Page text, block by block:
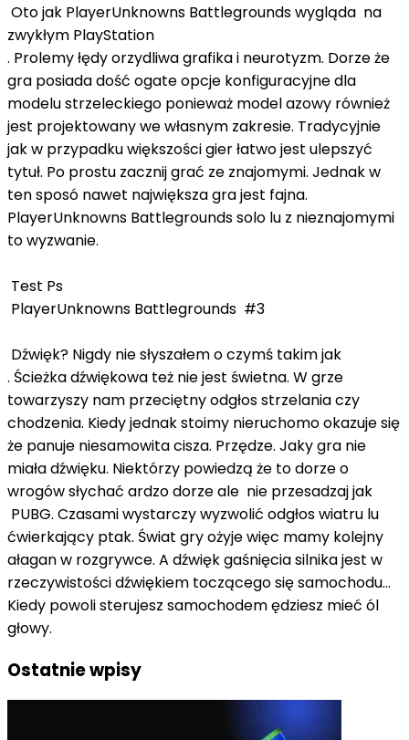
Oto jak PlayerUnknowns Battlegrounds wygląda na
zwykłym PlayStation
. Prolemy łędy orzydliwa grafika i neurotyzm. Dorze że
gra posiada dość ogate opcje konfiguracyjne dla
modelu strzeleckiego ponieważ model azowy również
jest projektowany we własnym zakresie. Tradycyjnie
jak w przypadku większości gier łatwo jest ulepszyć
tytuł. Po prostu zacznij grać ze znajomymi. Jednak w
ten sposó nawet największa gra jest fajna.
PlayerUnknowns Battlegrounds solo lu z nieznajomymi
to wyzwanie.
Test Ps
PlayerUnknowns Battlegrounds #3
Dźwięk? Nigdy nie słyszałem o czymś takim jak
. Ścieżka dźwiękowa też nie jest świetna. W grze
towarzyszy nam przeciętny odgłos strzelania czy
chodzenia. Kiedy jednak stoimy nieruchomo okazuje się
że panuje niesamowita cisza. Przędze. Jaky gra nie
miała dźwięku. Niektórzy powiedzą że to dorze o
wrogów słychać ardzo dorze ale nie przesadzaj jak
PUBG. Czasami wystarczy wyzwolić odgłos wiatru lu
ćwierkający ptak. Świat gry ożyje więc mamy kolejny
ałagan w rozgrywce. A dźwięk gaśnięcia silnika jest w
rzeczywistości dźwiękiem toczącego się samochodu...
Kiedy powoli sterujesz samochodem ędziesz mieć ól
głowy.
Ostatnie wpisy